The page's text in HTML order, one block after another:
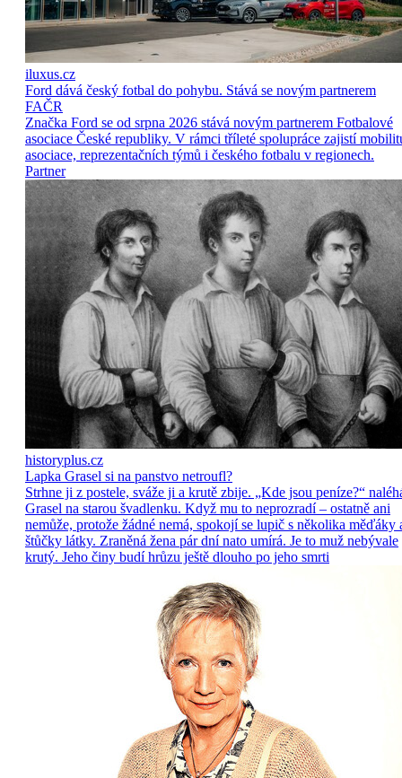
iluxus.cz
Ford dává český fotbal do pohybu. Stává se novým partnerem
FAČR
Značka Ford se od srpna 2026 stává novým partnerem Fotbalové
asociace České republiky. V rámci tříleté spolupráce zajistí
asociace, reprezentačních týmů i českého fotbalu v regionech.
Partner
historyplus.cz
Lapka Grasel si na panstvo netroufl?
Strhne ji z postele, sváže ji a krutě zbije. „Kde jsou peníze?“
Grasel na starou švadlenku. Když mu to neprozradí – ostatně ani
nemůže, protože žádné nemá, spokojí se lupič s několika měďáky
štůčky látky. Zraněná žena pár dní nato umírá. Je to muž nebývale
krutý. Jeho činy budí hrůzu ještě dlouho po jeho smrti